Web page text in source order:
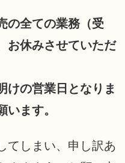
の全ての業務（受
お休みさせていただ
けの営業日となりま
ます。
てしまい、申し訳あ